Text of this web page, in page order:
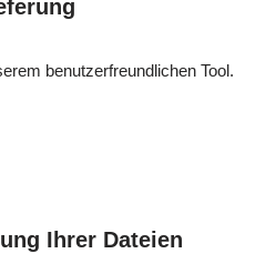
benutzerfreundlichen Tool.
Ihrer Dateien